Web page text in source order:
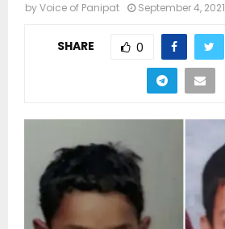
byVoice of Panipat September 4, 2021
SHARE 0